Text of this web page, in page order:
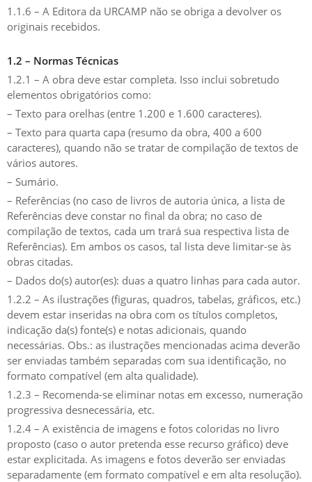
1.1.6 – A Editora da URCAMP não se obriga a devolver os
originais recebidos.
1.2 – Normas Técnicas
1.2.1 – A obra deve estar completa. Isso inclui sobretudo
elementos obrigatórios como:
– Texto para orelhas (entre 1.200 e 1.600 caracteres).
– Texto para quarta capa (resumo da obra, 400 a 600
caracteres), quando não se tratar de compilação de textos de
vários autores.
– Sumário.
– Referências (no caso de livros de autoria única, a lista de
Referências deve constar no final da obra; no caso de
compilação de textos, cada um trará sua respectiva lista de
Referências). Em ambos os casos, tal lista deve limitar-se às
obras citadas.
– Dados do(s) autor(es): duas a quatro linhas para cada autor.
1.2.2 – As ilustrações (figuras, quadros, tabelas, gráficos, etc.)
devem estar inseridas na obra com os títulos completos,
indicação da(s) fonte(s) e notas adicionais, quando
necessárias. Obs.: as ilustrações mencionadas acima deverão
ser enviadas também separadas com sua identificação, no
formato compatível (em alta qualidade).
1.2.3 – Recomenda-se eliminar notas em excesso, numeração
progressiva desnecessária, etc.
1.2.4 – A existência de imagens e fotos coloridas no livro
proposto (caso o autor pretenda esse recurso gráfico) deve
estar explicitada. As imagens e fotos deverão ser enviadas
separadamente (em formato compatível e em alta resolução).